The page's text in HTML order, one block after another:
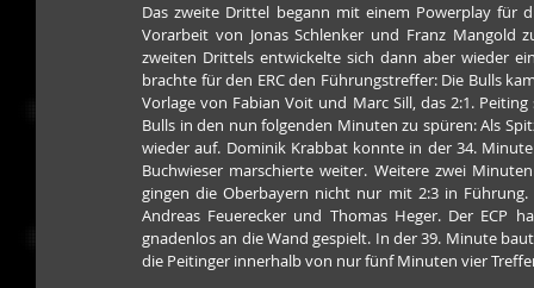
Das zweite Drittel begann mit einem Powerplay für
Vorarbeit von Jonas Schlenker und Franz Mangold
zweiten Drittels entwickelte sich dann aber wieder
brachte für den ERC den Führungstreffer: Die Bulls
Vorlage von Fabian Voit und Marc Sill, das 2:1.
Bulls in den nun folgenden Minuten zu spüren: Als
wieder auf. Dominik Krabbat konnte in der 34.
Buchwieser marschierte weiter. Weitere zwei
gingen die Oberbayern nicht nur mit 2:3 in
Andreas Feuerecker und Thomas Heger. Der
gnadenlos an die Wand gespielt. In der 39. Minute
die Peitinger innerhalb von nur fünf Minuten vier